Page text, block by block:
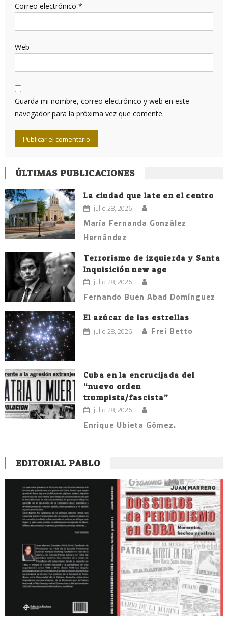
Correo electrónico *
Web
Guarda mi nombre, correo electrónico y web en este
navegador para la próxima vez que comente.
ÚLTIMAS PUBLICACIONES
La ciudad que late en el centro
julio 28, 2026
María Fernanda González
Hernández
Terrorismo de izquierda y Santa
Inquisición new age
julio 28, 2026
Fernando Buen Abad Domínguez
El azúcar de las estrellas
julio 28, 2026 Frei Betto
Cuba en la encrucijada del
“nuevo orden
trumpista/fascista”
julio 28, 2026
Enrique Ubieta Gómez.
EDITORIAL PABLO